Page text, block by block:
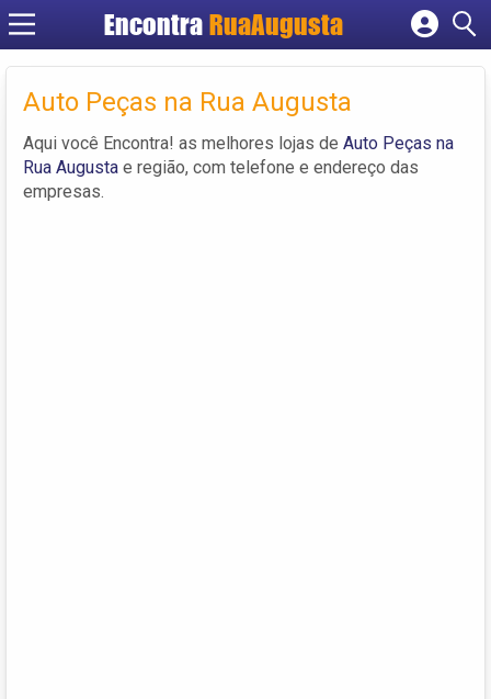
Encontra RuaAugusta
Cadastrar empresa
Criar conta
Auto Peças na Rua Augusta
Aqui você Encontra! as melhores lojas de Auto Peças na
Rua Augusta e região, com telefone e endereço das
empresas.